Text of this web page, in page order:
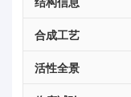
合成工艺
活性全景